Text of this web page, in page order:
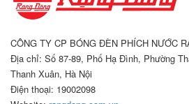
CÔNG TY CP BÓNG ĐÈN PHÍCH NƯỚC
Địa chỉ: Số 87-89, Phố Hạ Đình, Phường
Thanh Xuân, Hà Nội
Điện thoại: 19002098